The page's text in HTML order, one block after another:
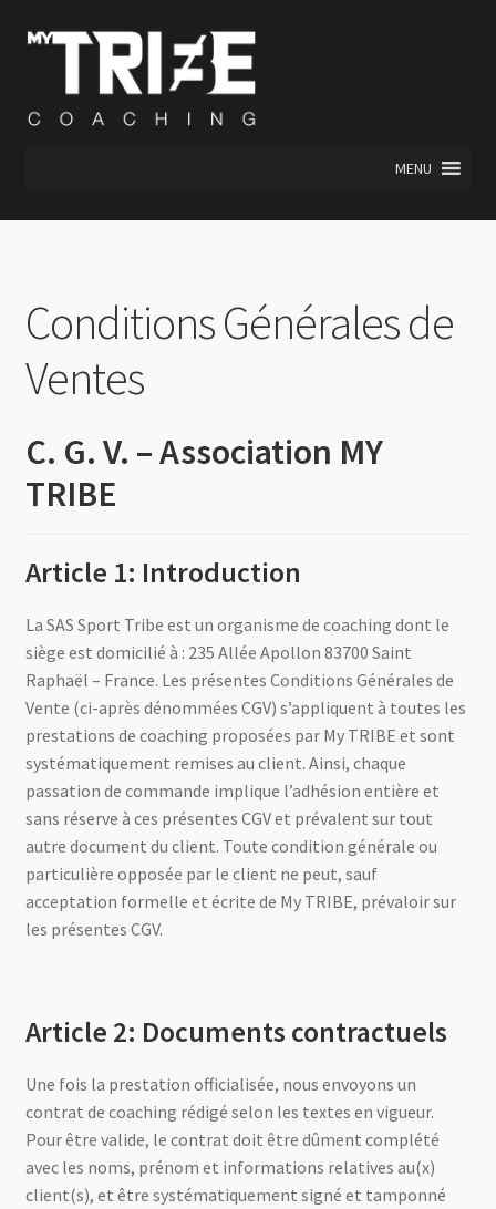
Aller
navigation
Aller
contenu
MENU
Conditions Générales de
Ventes
C. G. V. – Association MY
TRIBE
Article 1: Introduction
La SAS Sport Tribe est un organisme de coaching dont le
siège est domicilié à : 235 Allée Apollon 83700 Saint
Raphaël – France. Les présentes Conditions Générales de
Vente (ci-après dénommées CGV) s’appliquent à toutes les
prestations de coaching proposées par My TRIBE et sont
systématiquement remises au client. Ainsi, chaque
passation de commande implique l’adhésion entière et
sans réserve à ces présentes CGV et prévalent sur tout
autre document du client. Toute condition générale ou
particulière opposée par le client ne peut, sauf
acceptation formelle et écrite de My TRIBE, prévaloir sur
les présentes CGV.
Article 2: Documents contractuels
Une fois la prestation officialisée, nous envoyons un
contrat de coaching rédigé selon les textes en vigueur.
Pour être valide, le contrat doit être dûment complété
avec les noms, prénom et informations relatives au(x)
client(s), et être systématiquement signé et tamponné